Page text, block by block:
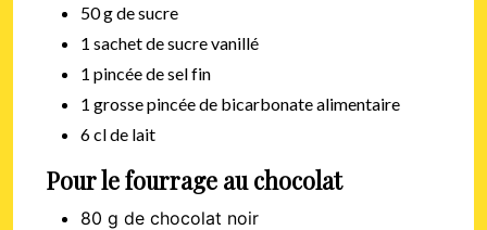
50 g de sucre
1 sachet de sucre vanillé
1 pincée de sel fin
1 grosse pincée de bicarbonate alimentaire
6 cl de lait
Pour le fourrage au chocolat
80 g de chocolat noir